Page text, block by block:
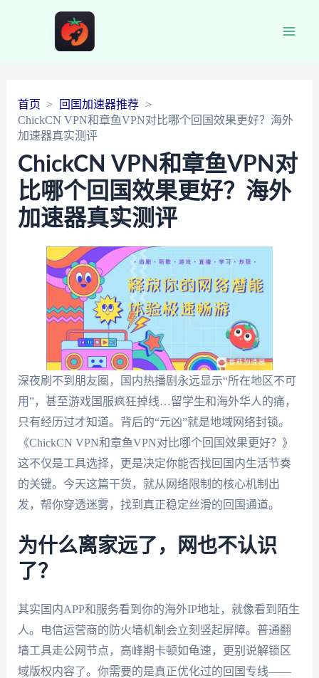
首页
回国加速器推荐
ChickCN VPN和章鱼VPN对比哪个回国效果更好？海外
加速器真实测评
ChickCN VPN和章鱼VPN对
比哪个回国效果更好？海外
加速器真实测评
深夜刷不到朋友圈，国内热播剧永远显示“所在地区不可
用”，甚至游戏国服疯狂掉线…留学生和海外华人的痛，
只有经历过才知道。背后的“元凶”就是地域网络封锁。
《ChickCN VPN和章鱼VPN对比哪个回国效果更好？》
这不仅是工具选择，更是决定你能否找回国内生活节奏
的关键。今天这篇干货，就从网络限制的核心机制出
发，帮你穿透迷雾，找到真正稳定丝滑的回国通道。
为什么离家远了，网也不认识
了？
其实国内APP和服务看到你的海外IP地址，就像看到陌生
人。电信运营商的防火墙机制会立刻竖起屏障。普通翻
墙工具走公网节点，高峰期卡顿如龟速，更别说解锁区
域版权内容了。你需要的是真正优化过的回国专线——